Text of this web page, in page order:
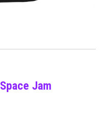
Space Jam